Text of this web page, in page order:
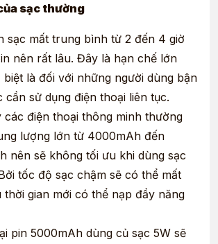
sạc thường
sạc mất trung bình từ 2 đến 4 giờ
nên rất lâu. Đây là hạn chế lớn
biệt là đối với những người dùng bận
cần sử dụng điện thoại liên tục.
các điện thoại thông minh thường
lượng lớn từ 4000mAh đến
nên sẽ không tối ưu khi dùng sạc
tốc độ sạc chậm sẽ có thể mất
thời gian mới có thể nạp đầy năng
pin 5000mAh dùng củ sạc 5W sẽ